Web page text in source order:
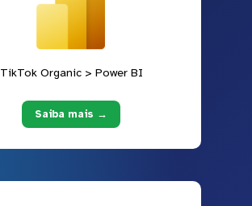
TikTok Organic > Power BI
Saiba mais →